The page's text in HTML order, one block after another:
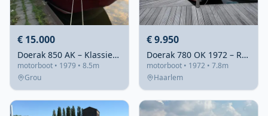
€ 15.000
Doerak 850 AK – Klassieker met achterkajuit en topkuiptent
motorboot • 1979 • 8.5m
Grou
€ 9.950
Doerak 780 OK 1972 – Ruime Open Kuip
motorboot • 1972 • 7.8m
Haarlem